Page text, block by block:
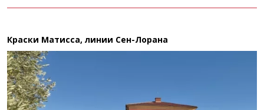
Краски Матисса, линии Сен-Лорана